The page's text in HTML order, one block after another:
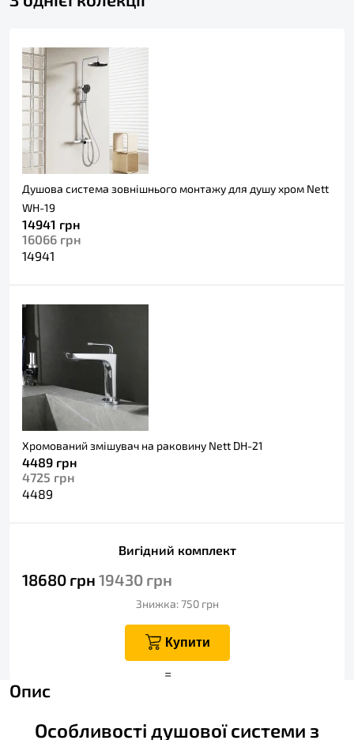
Душова система зовнішнього монтажу для душу хром Nett
WH-19
14941 грн
16066 грн
14941
+
Хромований змішувач на раковину Nett DH-21
4489 грн
4725 грн
4489
=
Вигідний комплект
18680 грн 19430 грн
Знижка: 750 грн
Купити
Опис
Особливості душової системи з